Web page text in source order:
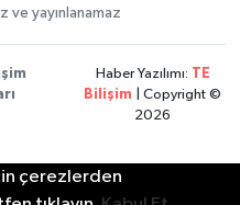
ve yayınlanamaz
Haber Yazılımı: TE
Bilişim | Copyright ©
2026
çerezlerden